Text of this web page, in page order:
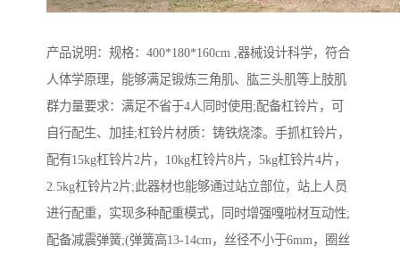
产品说明：规格：400*180*160cm ,器械设计科学，符合
人体学原理，能够满足锻炼三角肌、肱三头肌等上肢肌
群力量要求：满足不省于4人同时使用;配备杠铃片，可
自行配生、加挂;杠铃片材质：铸铁烧漆。手抓杠铃片，
配有15kg杠铃片2片，10kg杠铃片8片，5kg杠铃片4片，
2.5kg杠铃片2片;此器材也能够通过站立部位，站上人员
进行配重，实现多种配重模式，同时增强嘎啦材互动性;
配备减震弹簧;(弹簧高13-14cm，丝径不小于6mm，圈丝